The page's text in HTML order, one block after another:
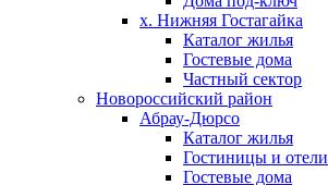
х. Нижняя Гостагайка
Каталог жилья
Гостевые дома
Частный сектор
Новороссийский район
Абрау-Дюрсо
Каталог жилья
Гостиницы и отели
Гостевые дома